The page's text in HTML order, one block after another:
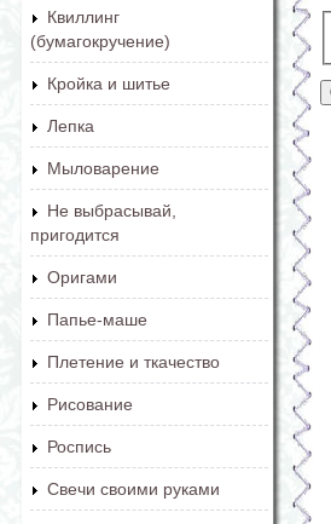
Квиллинг
(бумагокручение)
Кройка и шитье
Лепка
Мыловарение
Не выбрасывай,
пригодится
Оригами
Папье-маше
Плетение и ткачество
Рисование
Роспись
Свечи своими руками